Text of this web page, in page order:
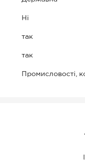
Ні
так
так
Промисловості,